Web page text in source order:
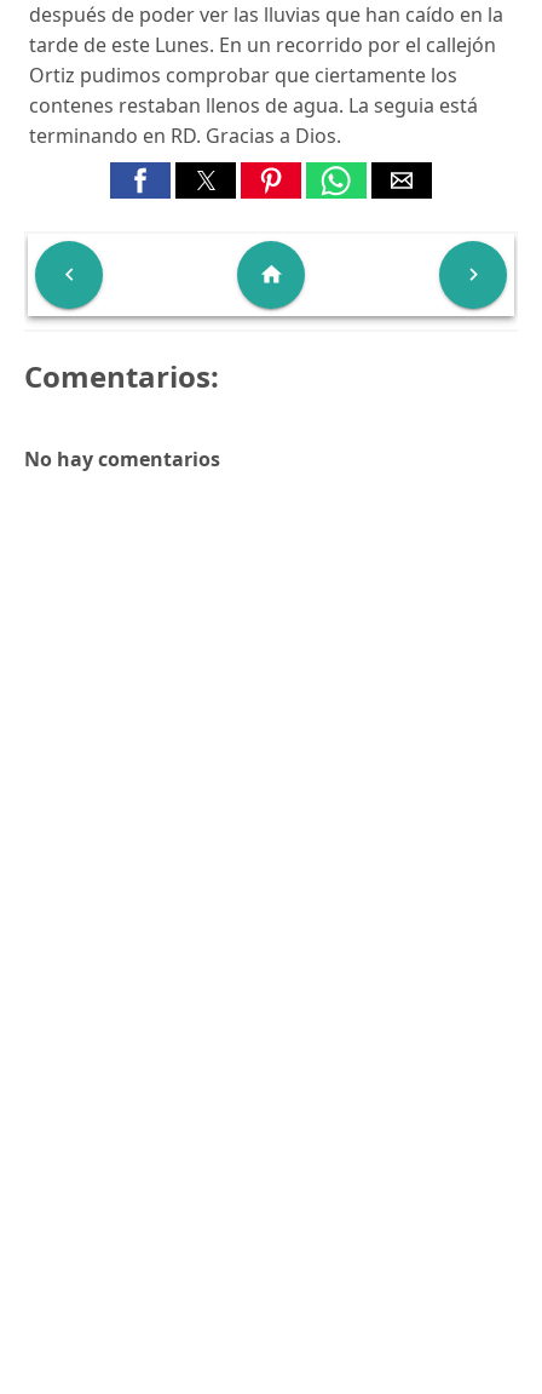
después de poder ver las lluvias que han caído en la
tarde de este Lunes. En un recorrido por el callejón
Ortiz pudimos comprobar que ciertamente los
contenes restaban llenos de agua. La seguia está
terminando en RD. Gracias a Dios.
 
home
Comentarios:
No hay comentarios